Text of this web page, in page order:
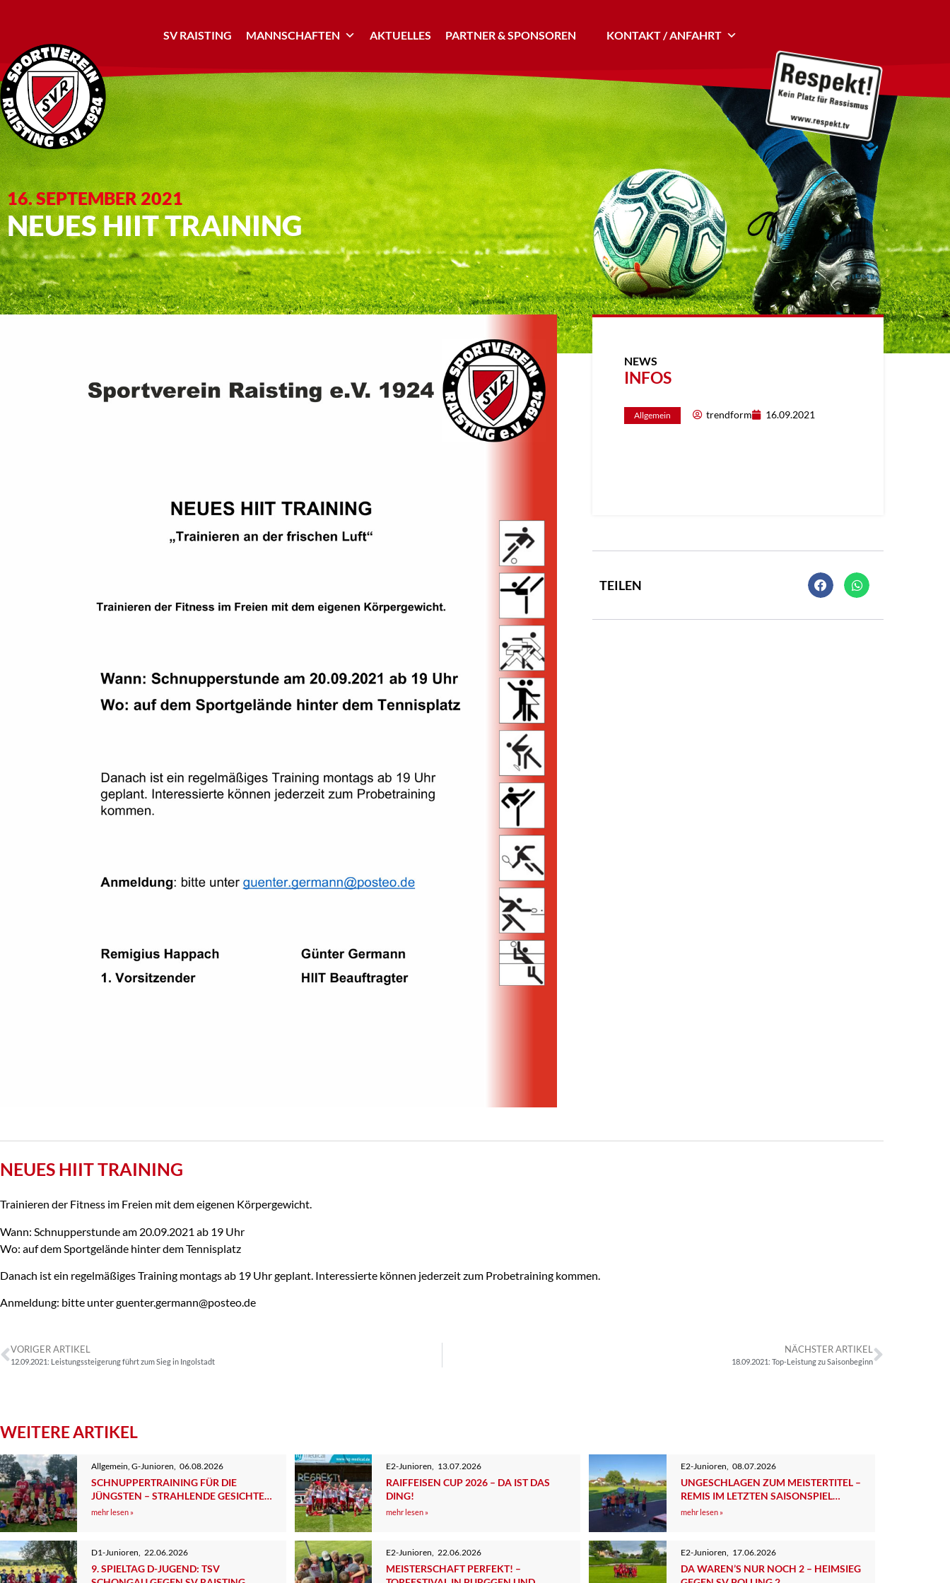
SV RAISTING MANNSCHAFTEN AKTUELLES PARTNER & SPONSOREN KONTAKT / ANFAHRT
16. SEPTEMBER 2021
NEUES HIIT TRAINING
NEWS
INFOS
Allgemein trendform 16.09.2021
TEILEN
NEUES HIIT TRAINING
Trainieren der Fitness im Freien mit dem eigenen Körpergewicht.
Wann: Schnupperstunde am 20.09.2021 ab 19 Uhr
Wo: auf dem Sportgelände hinter dem Tennisplatz
Danach ist ein regelmäßiges Training montags ab 19 Uhr geplant. Interessierte können jederzeit zum Probetraining kommen.
Anmeldung: bitte unter guenter.germann@posteo.de
VORIGER ARTIKEL
12.09.2021: Leistungssteigerung führt zum Sieg in Ingolstadt
NÄCHSTER ARTIKEL
18.09.2021: Top-Leistung zu Saisonbeginn
WEITERE ARTIKEL
Allgemein,G-Junioren, 06.08.2026
SCHNUPPERTRAINING FÜR DIE
JÜNGSTEN – STRAHLENDE GESICHTER,
BEGEISTERTE KIDS UND ELTERN
mehr lesen »
E2-Junioren, 13.07.2026
RAIFFEISEN CUP 2026 – DA IST DAS
DING!
mehr lesen »
E2-Junioren, 08.07.2026
UNGESCHLAGEN ZUM MEISTERTITEL –
REMIS IM LETZTEN SAISONSPIEL
GEGEN DEN TSV TUTZING 2
mehr lesen »
D1-Junioren 22.06.2026
9. SPIELTAG D-JUGEND: TSV
E2-Junioren 22.06.2026
MEISTERSCHAFT PERFEKT! –
E2-Junioren 17.06.2026
DA WAREN’S NUR NOCH 2 – HEIMSIEG